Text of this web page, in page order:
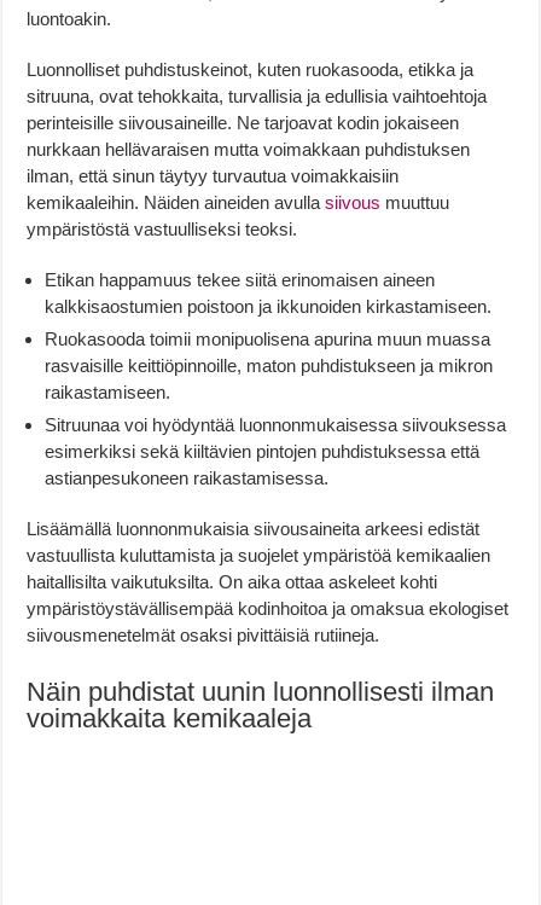
luontoakin.
Luonnolliset puhdistuskeinot, kuten ruokasooda, etikka ja
sitruuna, ovat tehokkaita, turvallisia ja edullisia vaihtoehtoja
perinteisille siivousaineille. Ne tarjoavat kodin jokaiseen
nurkkaan hellävaraisen mutta voimakkaan puhdistuksen
ilman, että sinun täytyy turvautua voimakkaisiin
kemikaaleihin. Näiden aineiden avullasiivous muuttuu
ympäristöstä vastuulliseksi teoksi.
Etikan happamuus tekee siitä erinomaisen aineen
kalkkisaostumien poistoon ja ikkunoiden kirkastamiseen.
Ruokasooda toimii monipuolisena apurina muun muassa
rasvaisille keittiöpinnoille, maton puhdistukseen ja mikron
raikastamiseen.
Sitruunaa voi hyödyntää luonnonmukaisessa siivouksessa
esimerkiksi sekä kiiltävien pintojen puhdistuksessa että
astianpesukoneen raikastamisessa.
Lisäämällä luonnonmukaisia siivousaineita arkeesi edistät
vastuullista kuluttamista ja suojelet ympäristöä kemikaalien
haitallisilta vaikutuksilta. On aika ottaa askeleet kohti
ympäristöystävällisempää kodinhoitoa ja omaksua ekologiset
siivousmenetelmät osaksi pivittäisiä rutiineja.
Näin puhdistat uunin luonnollisesti ilman
voimakkaita kemikaaleja